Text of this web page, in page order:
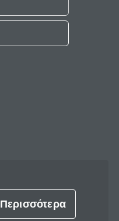
Περισσότερα